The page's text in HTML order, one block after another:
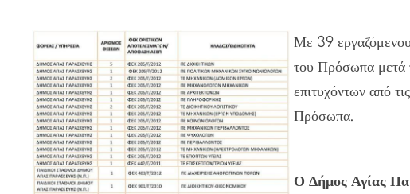
Με 39
του Πρόσωπα μετά
επιτυχόντων από
Πρόσωπα.
Ο Δήμος Αγίας